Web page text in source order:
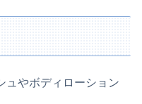
ュやボディローション